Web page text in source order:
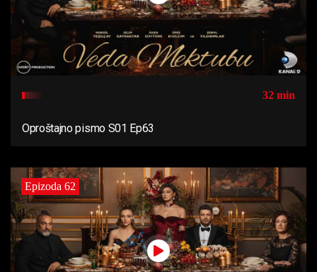
32 min
Oproštajno pismo S01 Ep63
Epizoda 62